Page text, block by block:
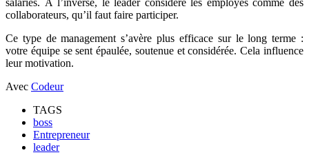
collaborateurs, qu’il faut faire participer.
Ce type de management s’avère plus efficace sur le long terme :
votre équipe se sent épaulée, soutenue et considérée. Cela influence
leur motivation.
Avec Codeur
TAGS
boss
Entrepreneur
leader